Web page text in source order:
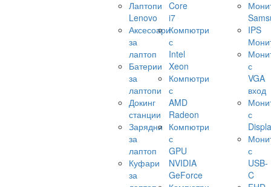
Лаптопи
Lenovo
Аксесоари
за
лаптоп
Батерии
за
лаптопи
Докинг
станции
Зарядни
за
лаптоп
Куфари
за
Core
i7
Компютри
с
Intel
Xeon
Компютри
с
AMD
Radeon
Компютри
с
GPU
NVIDIA
GeForce
IPS
с
VGA
вход
с
с
USB-
C